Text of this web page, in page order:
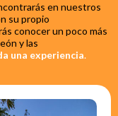
en nuestros
su propio
conocer un poco más
y las
una experiencia.